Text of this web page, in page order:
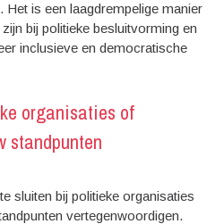
Het is een laagdrempelige manier
bij politieke besluitvorming en
inclusieve en democratische
organisaties of
standpunten
sluiten bij politieke organisaties
vertegenwoordigen.